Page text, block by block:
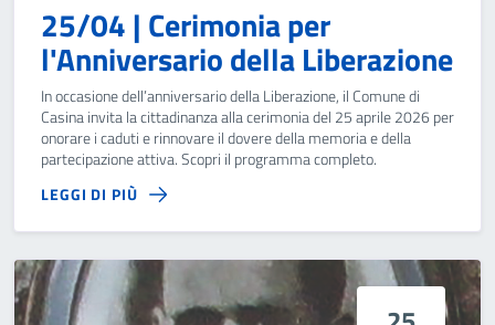
25/04 | Cerimonia per
l'Anniversario della Liberazione
In occasione dell’anniversario della Liberazione, il Comune di
Casina invita la cittadinanza alla cerimonia del 25 aprile 2026 per
onorare i caduti e rinnovare il dovere della memoria e della
partecipazione attiva. Scopri il programma completo.
LEGGI DI PIÙ